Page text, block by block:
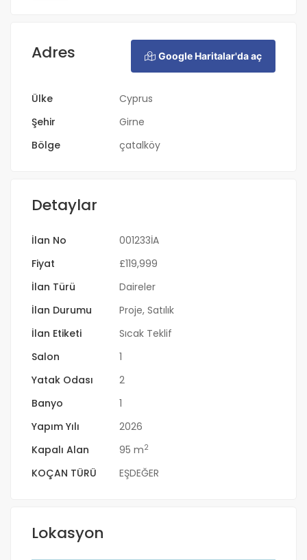
Adres Google Haritalar'da aç
Ülke
Cyprus
Şehir
Girne
Bölge
çatalköy
Detaylar
İlan No
001233İA
Fiyat
£119,999
İlan Türü
Daireler
İlan Durumu
Proje, Satılık
İlan Etiketi
Sıcak Teklif
Salon
1
Yatak Odası
2
Banyo
1
Yapım Yılı
2026
Kapalı Alan
95 m2
KOÇAN TÜRÜ EŞDEĞER
Lokasyon